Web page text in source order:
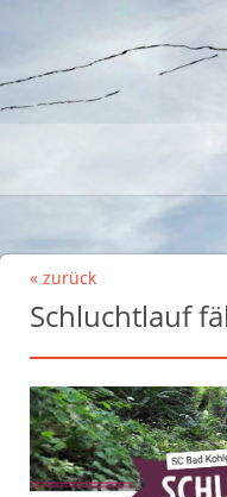
« zurück
Schluchtlauf